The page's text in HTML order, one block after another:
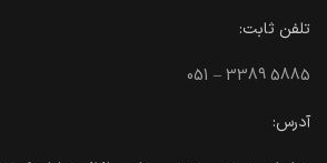
تلفن ثابت:
051 – 3389 5885
آدرس: